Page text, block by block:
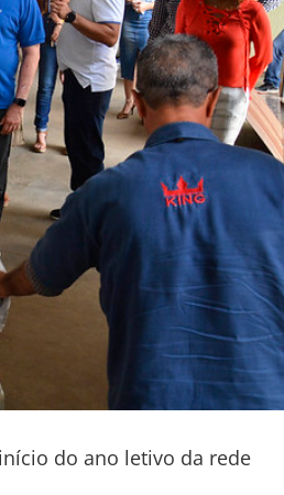
do ano letivo da rede